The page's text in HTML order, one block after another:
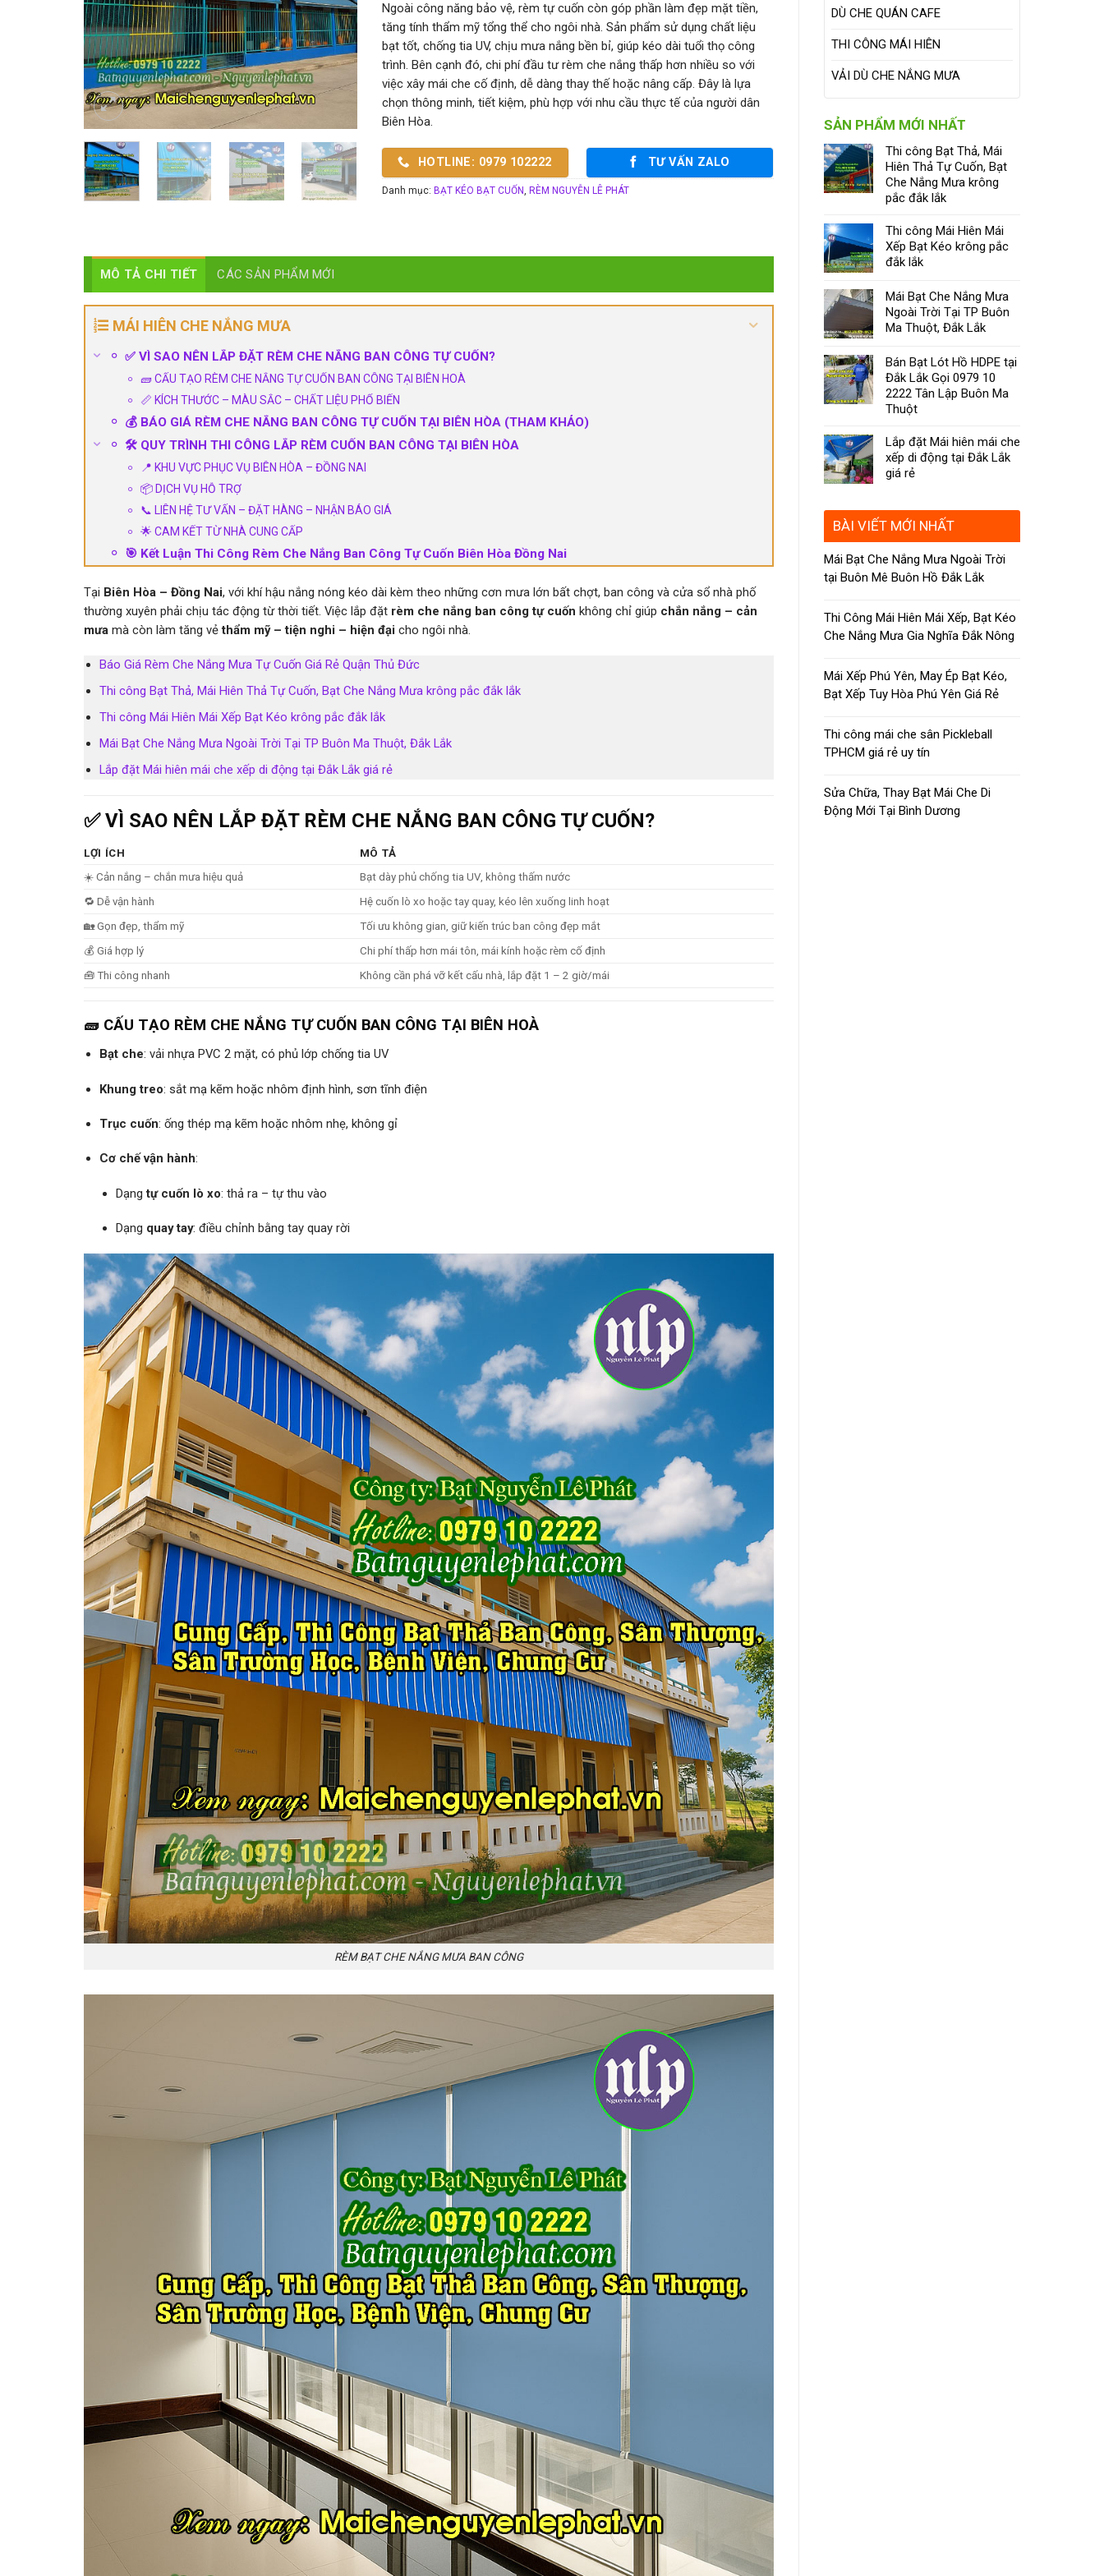
Ngoài công năng bảo vệ, rèm tự cuốn còn góp phần làm đẹp mặt tiền,
tăng tính thẩm mỹ tổng thể cho ngôi nhà. Sản phẩm sử dụng chất liệu
bạt tốt, chống tia UV, chịu mưa nắng bền bỉ, giúp kéo dài tuổi thọ công
trình. Bên cạnh đó, chi phí đầu tư rèm che nắng thấp hơn nhiều so với
việc xây mái che cố định, dễ dàng thay thế hoặc nâng cấp. Đây là lựa
chọn thông minh, tiết kiệm, phù hợp với nhu cầu thực tế của người dân
Biên Hòa.
HOTLINE: 0979 102222 TƯ VẤN ZALO
Danh mục: BẠT KÉO BẠT CUỐN, RÈM NGUYỄN LÊ PHÁT
MÔ TẢ CHI TIẾT CÁC SẢN PHẨM MỚI
MÁI HIÊN CHE NẮNG MƯA
✅ VÌ SAO NÊN LẮP ĐẶT RÈM CHE NẮNG BAN CÔNG TỰ CUỐN?
🧱 CẤU TẠO RÈM CHE NẮNG TỰ CUỐN BAN CÔNG TẠI BIÊN HOÀ
📏 KÍCH THƯỚC – MÀU SẮC – CHẤT LIỆU PHỔ BIẾN
💰 BÁO GIÁ RÈM CHE NẮNG BAN CÔNG TỰ CUỐN TẠI BIÊN HÒA (THAM KHẢO)
🛠️ QUY TRÌNH THI CÔNG LẮP RÈM CUỐN BAN CÔNG TẠI BIÊN HÒA
📍 KHU VỰC PHỤC VỤ BIÊN HÒA – ĐỒNG NAI
📦 DỊCH VỤ HỖ TRỢ
📞 LIÊN HỆ TƯ VẤN – ĐẶT HÀNG – NHẬN BÁO GIÁ
🌟 CAM KẾT TỪ NHÀ CUNG CẤP
🎯 Kết Luận Thi Công Rèm Che Nắng Ban Công Tự Cuốn Biên Hòa Đồng Nai
Tại Biên Hòa – Đồng Nai, với khí hậu nắng nóng kéo dài kèm theo những cơn mưa lớn bất chợt, ban công và cửa sổ nhà phố
thường xuyên phải chịu tác động từ thời tiết. Việc lắp đặt rèm che nắng ban công tự cuốn không chỉ giúp chắn nắng – cản
mưa mà còn làm tăng vẻthẩm mỹ – tiện nghi – hiện đại cho ngôi nhà.
Báo Giá Rèm Che Nắng Mưa Tự Cuốn Giá Rẻ Quận Thủ Đức
Thi công Bạt Thả, Mái Hiên Thả Tự Cuốn, Bạt Che Nắng Mưa krông pắc đắk lắk
Thi công Mái Hiên Mái Xếp Bạt Kéo krông pắc đắk lắk
Mái Bạt Che Nắng Mưa Ngoài Trời Tại TP Buôn Ma Thuột, Đắk Lắk
Lắp đặt Mái hiên mái che xếp di động tại Đắk Lắk giá rẻ
✅ VÌ SAO NÊN LẮP ĐẶT RÈM CHE NẮNG BAN CÔNG TỰ CUỐN?
LỢI ÍCH
MÔ TẢ
☀️ Cản nắng – chắn mưa hiệu quả
Bạt dày phủ chống tia UV, không thấm nước
🔁 Dễ vận hành
Hệ cuốn lò xo hoặc tay quay, kéo lên xuống linh hoạt
🏡 Gọn đẹp, thẩm mỹ
Tối ưu không gian, giữ kiến trúc ban công đẹp mắt
💰 Giá hợp lý
Chi phí thấp hơn mái tôn, mái kính hoặc rèm cố định
🧰 Thi công nhanh
Không cần phá vỡ kết cấu nhà, lắp đặt 1 – 2 giờ/mái
🧱 CẤU TẠO RÈM CHE NẮNG TỰ CUỐN BAN CÔNG TẠI BIÊN HOÀ
Bạt che: vải nhựa PVC 2 mặt, có phủ lớp chống tia UV
Khung treo: sắt mạ kẽm hoặc nhôm định hình, sơn tĩnh điện
Trục cuốn: ống thép mạ kẽm hoặc nhôm nhẹ, không gỉ
Cơ chế vận hành:
Dạngtự cuốn lò xo: thả ra – tự thu vào
Dạng quay tay: điều chỉnh bằng tay quay rời
RÈM BẠT CHE NẮNG MƯA BAN CÔNG
DÙ CHE QUÁN CAFE
THI CÔNG MÁI HIÊN
VẢI DÙ CHE NẮNG MƯA
SẢN PHẨM MỚI NHẤT
Thi công Bạt Thả, Mái
Hiên Thả Tự Cuốn, Bạt
Che Nắng Mưa krông
pắc đắk lắk
Thi công Mái Hiên Mái
Xếp Bạt Kéo krông pắc
đắk lắk
Mái Bạt Che Nắng Mưa
Ngoài Trời Tại TP Buôn
Ma Thuột, Đắk Lắk
Bán Bạt Lót Hồ HDPE tại
Đắk Lắk Gọi 0979 10
2222 Tân Lập Buôn Ma
Thuột
Lắp đặt Mái hiên mái che
xếp di động tại Đắk Lắk
giá rẻ
BÀI VIẾT MỚI NHẤT
Mái Bạt Che Nắng Mưa Ngoài Trời
tại Buôn Mê Buôn Hồ Đắk Lắk
Thi Công Mái Hiên Mái Xếp, Bạt Kéo
Che Nắng Mưa Gia Nghĩa Đắk Nông
Mái Xếp Phú Yên, May Ép Bạt Kéo,
Bạt Xếp Tuy Hòa Phú Yên Giá Rẻ
Thi công mái che sân Pickleball
TPHCM giá rẻ uy tín
Sửa Chữa, Thay Bạt Mái Che Di
Động Mới Tại Bình Dương